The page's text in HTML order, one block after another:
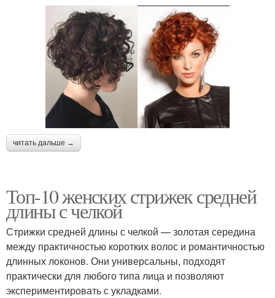
читать дальше →
Топ-10 женских стрижек средней
длины с челкой
Стрижки средней длины с челкой — золотая середина
между практичностью коротких волос и романтичностью
длинных локонов. Они универсальны, подходят
практически для любого типа лица и позволяют
экспериментировать с укладками.